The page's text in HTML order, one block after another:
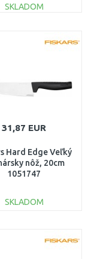
SKLADOM
31,87 EUR
Hard Edge Veľký
nôž, 20cm
1051747
SKLADOM